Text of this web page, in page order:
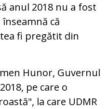
anul 2018 nu a fost
că
fi pregătit din
Hunor, Guvernul
pe care o
la care UDMR